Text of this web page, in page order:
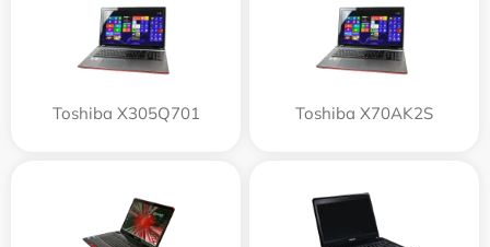
Toshiba X305Q701 Toshiba X70AK2S